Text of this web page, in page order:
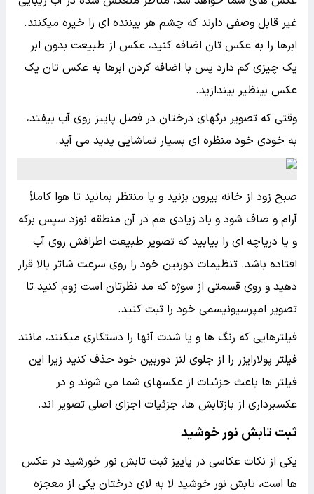
غیر قابل وصفی دارند که چشم هر بیننده ای را خیره میکنند.
ابرها را به عکس تان اضافه کنید، عکس از طبیعت بدون ابر
یک چیزی کم دارد پس با اضافه کردن ابرها به عکس تان یک
عکس بینظیر بیندازید.
وقتی که تصویر برگهای درختان در فصل پاییز روی آب بیفتد،
به خودی خود منظره ای بسیار تماشایی پدید می آید.
صبح زود از خانه بیرون بزنید و یا منتظر بمانید تا هوا کاملاً
آرام و صاف شود و باد زیادی هم در آن منطقه نوزد سپس برکه
و یا دریاچه ای را بیابید که تصویر طبیعت اطرافش روی آب
افتاده باشد. تنظیمات دوربین خود را روی سرعت شاتر بالا قرار
دهید و روی قسمتی از سوژه که مد نظرتان است زوم کنید تا
تصویر امپرسیونیسمی خود را ثبت کنید.
فیلترهایی که رنگ ها و یا شدت آنها را دستکاری میکنند، مانند
فیلتر پولارایزر را از جلوی لنز دوربین خود حذف کنید زیرا این
فیلتر ها باعث جزئیات از عکسهای شما می شوند و در
عکسبرداری از بازتابش ها، جزئیات اجزای اصلی تصویر اند.
ثبت تابش نور خوشید
یکی از نکات عکاسی در پاییز ثبت تابش نور خورشید در عکس
ها است، تابش نور خوشید لا به لای درختان یکی از معجزه